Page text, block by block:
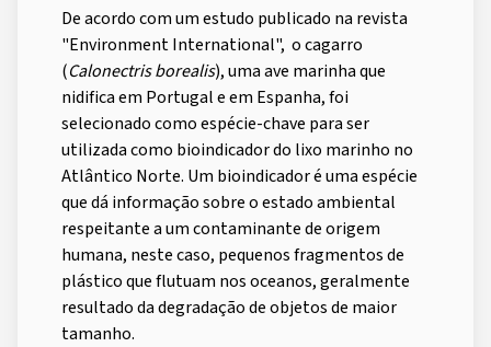
De acordo com um estudo publicado na revista
"Environment International", o cagarro
(Calonectris borealis), uma ave marinha que
nidifica em Portugal e em Espanha, foi
selecionado como espécie-chave para ser
utilizada como bioindicador do lixo marinho no
Atlântico Norte. Um bioindicador é uma espécie
que dá informação sobre o estado ambiental
respeitante a um contaminante de origem
humana, neste caso, pequenos fragmentos de
plástico que flutuam nos oceanos, geralmente
resultado da degradação de objetos de maior
tamanho.